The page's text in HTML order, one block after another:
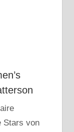
Stars von